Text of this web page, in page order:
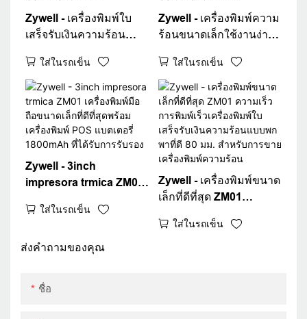
Zywell - เครื่องพิมพ์ใบ
เสร็จรับเงินความร้อน
หน้าจอที่ใช้งานง่ายจอแส
ดงผลขนาดเล็กพกพา
WiFi เครื่องพิมพ์
USB+RS232+WiFi
ใส่ในรถเข็น
Zywell - เครื่องพิมพ์ความ
ร้อนขนาดเล็กใช้งานง่าย
เครื่องพิมพ์มือถือ
เครื่องพิมพ์มือถือ
เครื่องพิมพ์พกพา
USB+RS232+WiFi
ใส่ในรถเข็น
Zywell - 3inch
impresora trmica ZM01
เล็กที่ดีที่สุดพร้อม
แบตเตอรี่ 1800mAh ที่ได้
ใส่ในรถเข็น
Zywell - เครื่องพิมพ์ขนาด
เล็กที่ดีที่สุด ZM01
เครื่องพิมพ์ใบเสร็จรับเงิน
ใส่ในรถเข็น
ส่งคำถามของคุณ
ชื่อ